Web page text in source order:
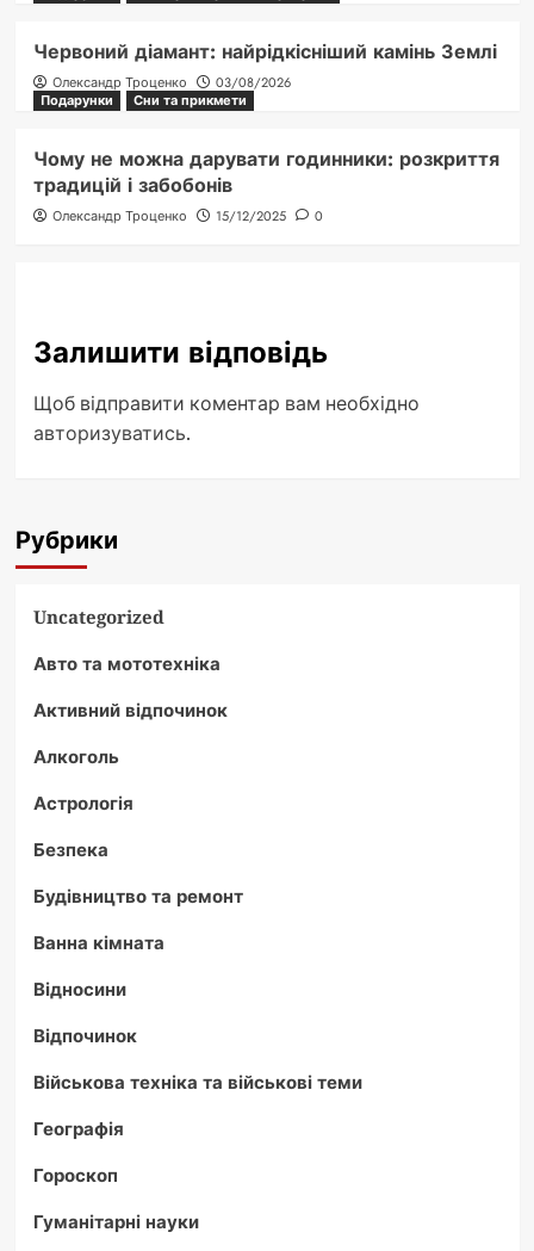
Червоний діамант: найрідкісніший камінь Землі
Олександр Троценко
03/08/2026
Подарунки
Сни та прикмети
Чому не можна дарувати годинники: розкриття
традицій і забобонів
Олександр Троценко 15/12/2025 0
Залишити відповідь
Щоб відправити коментар вам необхідно
авторизуватись.
Рубрики
Uncategorized
Авто та мототехніка
Активний відпочинок
Алкоголь
Астрологія
Безпека
Будівництво та ремонт
Ванна кімната
Відносини
Відпочинок
Військова техніка та військові теми
Географія
Гороскоп
Гуманітарні науки